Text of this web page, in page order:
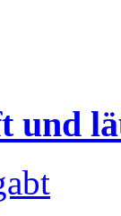
und